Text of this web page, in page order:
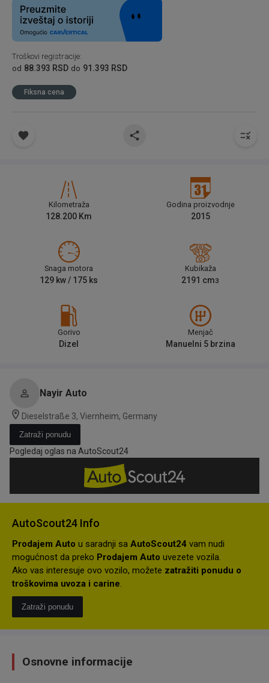
Troškovi registracije:
od 88.393 RSD do 91.393 RSD
Fiksna cena
Kilometraža
128.200 Km
Godina proizvodnje
2015
Snaga motora
129 kw / 175 ks
Kubikaža
2191 cm3
Gorivo
Dizel
Menjač
Manuelni 5 brzina
Nayir Auto
Dieselstraße 3, Viernheim, Germany
Zatraži ponudu
Pogledaj oglas na AutoScout24
AutoScout24 Info
Prodajem Auto u saradnji sa AutoScout24 vam nudi
mogućnost da preko Prodajem Auto uvezete vozila.
Ako vas interesuje ovo vozilo, možete zatražiti ponudu o
troškovima uvoza i carine.
Zatraži ponudu
Osnovne informacije